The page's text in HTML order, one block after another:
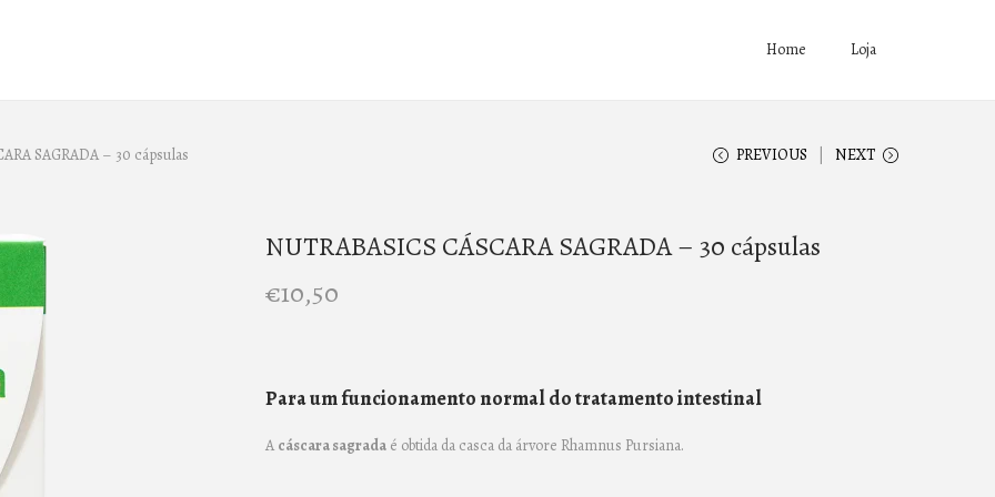
Home Loja
SAGRADA – 30 cápsulas PREVIOUS NEXT
NUTRABASICS CÁSCARA SAGRADA – 30 cápsulas
€10,50
Para um funcionamento normal do tratamento intestinal
A cáscara sagrada é obtida da casca da árvore Rhamnus Pursiana.